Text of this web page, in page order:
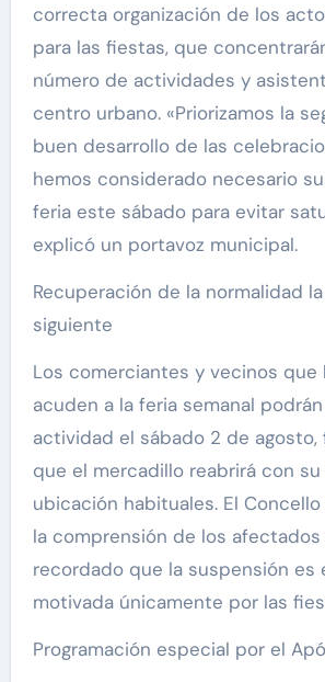
correcta organización de los
para las fiestas, que
número de actividades y
centro urbano. «Priorizamos la
buen desarrollo de las
hemos considerado necesario
feria este sábado para evitar
explicó un portavoz municipal.
Recuperación de la normalidad
siguiente
Los comerciantes y vecinos que
acuden a la feria semanal
actividad el sábado 2 de agosto,
que el mercadillo reabrirá con
ubicación habituales. El
la comprensión de los afectados
recordado que la suspensión es
motivada únicamente por las
Programación especial por el